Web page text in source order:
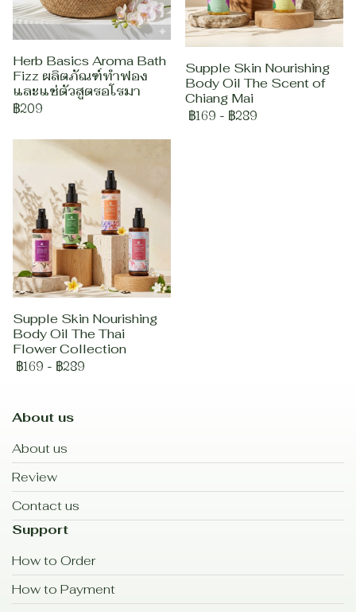
Herb Basics Aroma Bath
Fizz ผลิตภัณฑ์ทำฟอง
และแช่ตัวสูตรอโรมา
฿209
Supple Skin Nourishing
Body Oil The Scent of
Chiang Mai
฿169 - ฿289
Supple Skin Nourishing
Body Oil The Thai
Flower Collection
฿169 - ฿289
About us
About us
Review
Contact us
Support
How to Order
How to Payment